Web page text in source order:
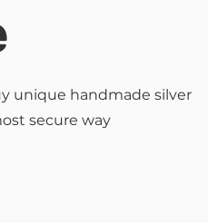
unique handmade silver
secure way